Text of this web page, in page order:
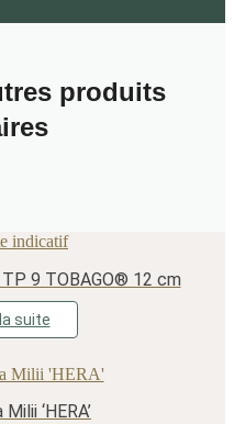
produits
9 TOBAGO® 12 cm
suite
‘HERA’